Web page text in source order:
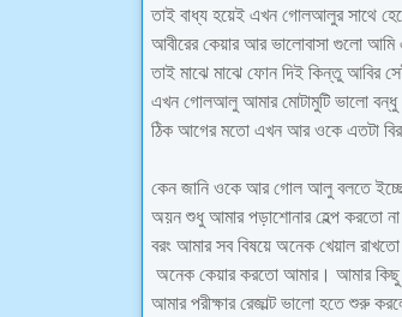
তাই বাধ্য হয়েই এখন গোলআলুর সাথে
আবীরের কেয়ার আর ভালোবাসা গুলো আমি
তাই মাঝে মাঝে ফোন দিই কিন্তু আবির
এখন গোলআলু আমার মোটামুটি ভালো
ঠিক আগের মতো এখন আর ওকে এতটা
কেন জানি ওকে আর গোল আলু বলতে
অয়ন শুধু আমার পড়াশোনার হেল্প করতো না
বরং আমার সব বিষয়ে অনেক খেয়াল
অনেক কেয়ার করতো আমার। আমার
আমার পরীক্ষার রেজাল্ট ভালো হতে শুরু